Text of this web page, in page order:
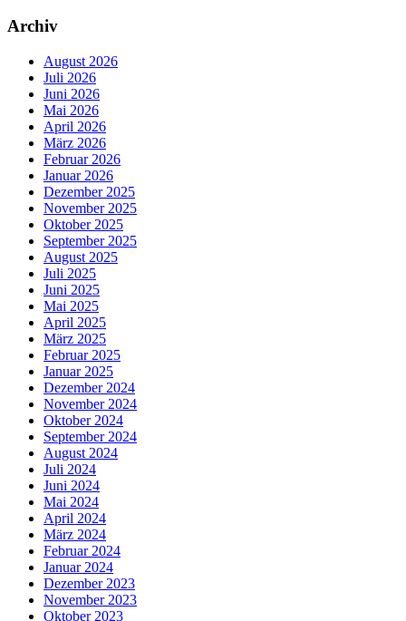
Archiv
August 2026
Juli 2026
Juni 2026
Mai 2026
April 2026
März 2026
Februar 2026
Januar 2026
Dezember 2025
November 2025
Oktober 2025
September 2025
August 2025
Juli 2025
Juni 2025
Mai 2025
April 2025
März 2025
Februar 2025
Januar 2025
Dezember 2024
November 2024
Oktober 2024
September 2024
August 2024
Juli 2024
Juni 2024
Mai 2024
April 2024
März 2024
Februar 2024
Januar 2024
Dezember 2023
November 2023
Oktober 2023